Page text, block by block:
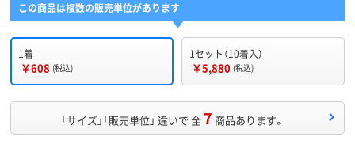
この商品は複数の販売単位があります
1着
￥608 (税込)
1セット（10着入）
￥5,880 (税込)
「サイズ」「販売単位」 違いで 全7 商品あります。